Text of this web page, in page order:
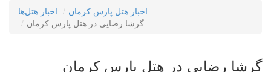
اخبار هتل‌ها
اخبار هتل پارس کرمان
گرشا رضایی در هتل پارس کرمان
گرشا رضایی در هتل پارس کرمان